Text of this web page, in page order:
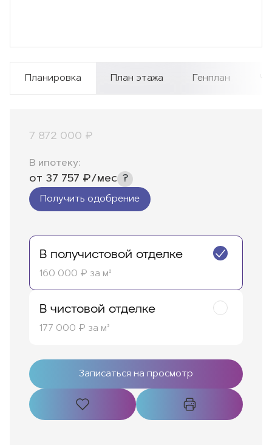
Планировка План этажа Генплан
7 872 000 ₽
В ипотеку:
от 37 757 ₽/мес
Получить одобрение
В получистовой отделке
160 000 ₽ за м²
В чистовой отделке
177 000 ₽ за м²
Записаться на просмотр